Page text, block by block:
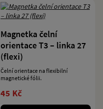
Magnetka čelní
orientace T3 – linka 27
(flexi)
Čelní orientace na flexibilní
magnetické fólii.
45 Kč